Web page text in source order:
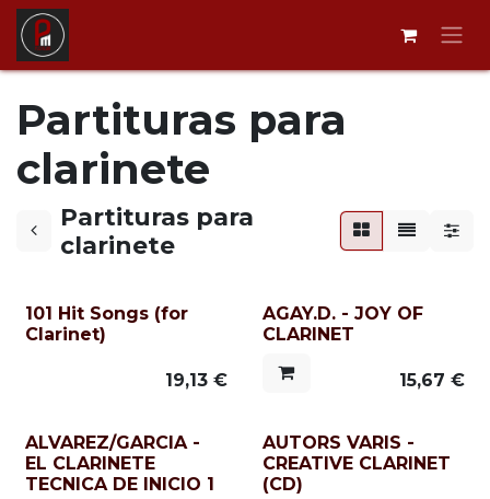
Ir al contenido
Partituras para
clarinete
Partituras para
clarinete
101 Hit Songs (for
Clarinet)
19,13€
AGAY.D. - JOY OF
CLARINET
15,67 €
ALVAREZ/GARCIA -
EL CLARINETE
TECNICA DE INICIO 1
AUTORS VARIS -
CREATIVE CLARINET
(CD)